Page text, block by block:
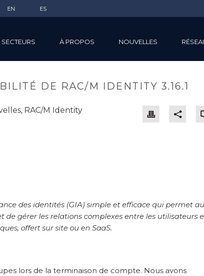
EN ES
SECTEURS À PROPOS NOUVELLES
DE RAC/M IDENTITY 3.16.1
, RAC/M Identity
des identités (GIA) simple et efficace qui permet
gérer les relations complexes entre les utilisateurs
offert sur site ou en SaaS.
lors de la terminaison de compte. Nous avons